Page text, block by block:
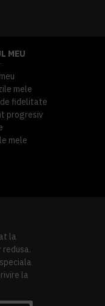
MEU
mele
fidelitate
progresiv
mele
la
la